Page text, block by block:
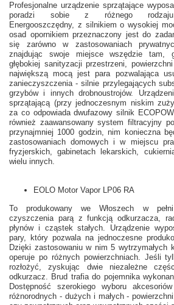
Profesjonalne urządzenie sprzątające
poradzi sobie z różnego rodzaju
Energooszczędny, z silnikiem o wysokiej
osad opornikiem przeznaczony jest do
się zarówno w zastosowaniach
znajdując swoje miejsce wszędzie tam,
głębokiej sanityzacji przestrzeni,
największą mocą jest para pozwalająca
zanieczyszczenia - silnie przylegających
grzybów i innych drobnoustrojów.
sprzątającą (przy jednoczesnym niskim
za co odpowiada dwufazowy silnik
również zaawansowany system filtracyjny
przynajmniej 1000 godzin, nim konieczna
zastosowaniach domowych i w miejscu
fryzjerskich, gabinetach lekarskich,
wielu innych.
EOLO Motor Vapor LP06 RA
To produkowany we Włoszech w
czyszczenia parą z funkcją odkurzacza,
płynów i cząstek stałych. Urządzenie
pary, który pozwala na jednoczesne
Dzięki zastosowaniu w nim 5 wytrzymałych
operuje po różnych powierzchniach. Jeśli
rozłożyć, zyskując dwie niezależne
odkurzacz. Brud trafia do pojemnika
Dostępność szerokiego wyboru
różnorodnych - dużych i małych -